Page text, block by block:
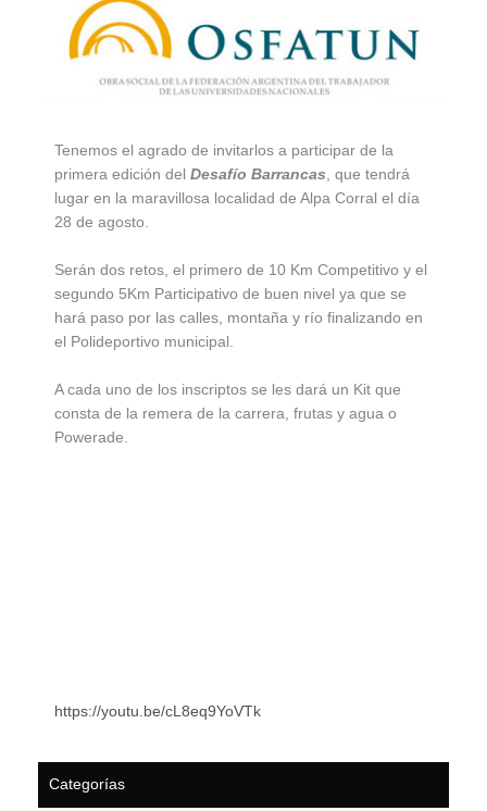
Tenemos el agrado de invitarlos a participar de la
primera edición del Desafío Barrancas , que tendrá
lugar en la maravillosa localidad de Alpa Corral el día
28 de agosto.
Serán dos retos, el primero de 10 Km Competitivo y el
segundo 5Km Participativo de buen nivel ya que se
hará paso por las calles, montaña y río finalizando en
el Polideportivo municipal.
A cada uno de los inscriptos se les dará un Kit que
consta de la remera de la carrera, frutas y agua o
Powerade.
https://youtu.be/cL8eq9YoVTk
Categorías